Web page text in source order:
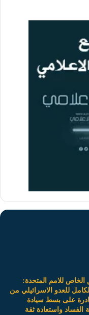
الخاص للامم المتحدة:
للعدو الاسرائيلي من
قادرة على بسط سيادة
الفساد واستعادة ثقة